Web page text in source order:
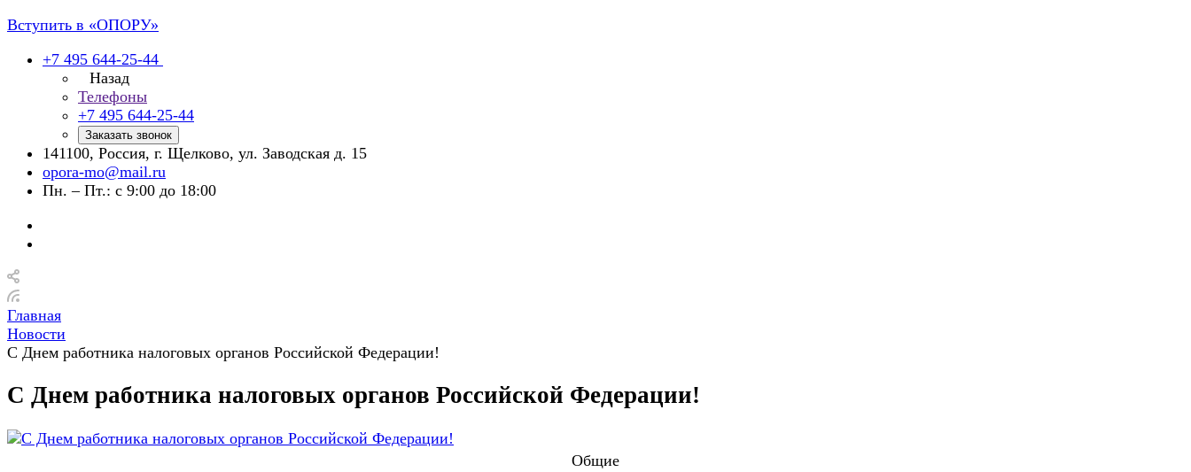
Вступить в «ОПОРУ»
+7 495 644-25-44
Назад
Телефоны
+7 495 644-25-44
Заказать звонок
141100, Россия, г. Щелково, ул. Заводская д. 15
opora-mo@mail.ru
Пн. – Пт.: с 9:00 до 18:00
Главная
Новости
С Днем работника налоговых органов Российской Федерации!
С Днем работника налоговых органов Российской Федерации!
Общие